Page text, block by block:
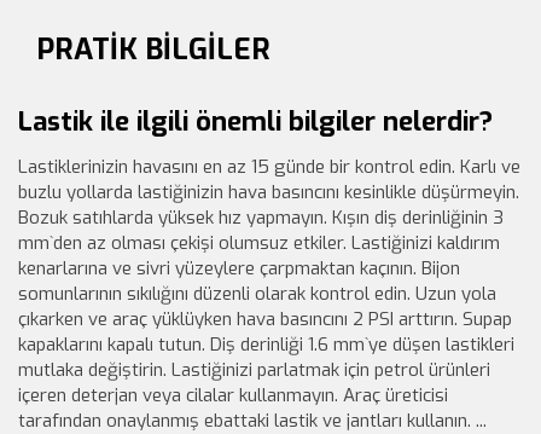
PRATİK BİLGİLER
Lastik ile ilgili önemli bilgiler nelerdir?
Lastiklerinizin havasını en az 15 günde bir kontrol edin. Karlı ve
buzlu yollarda lastiğinizin hava basıncını kesinlikle düşürmeyin.
Bozuk satıhlarda yüksek hız yapmayın. Kışın diş derinliğinin 3
mm`den az olması çekişi olumsuz etkiler. Lastiğinizi kaldırım
kenarlarına ve sivri yüzeylere çarpmaktan kaçının. Bijon
somunlarının sıkılığını düzenli olarak kontrol edin. Uzun yola
çıkarken ve araç yüklüyken hava basıncını 2 PSI arttırın. Supap
kapaklarını kapalı tutun. Diş derinliği 1.6 mm`ye düşen lastikleri
mutlaka değiştirin. Lastiğinizi parlatmak için petrol ürünleri
içeren deterjan veya cilalar kullanmayın. Araç üreticisi
tarafından onaylanmış ebattaki lastik ve jantları kullanın. ...